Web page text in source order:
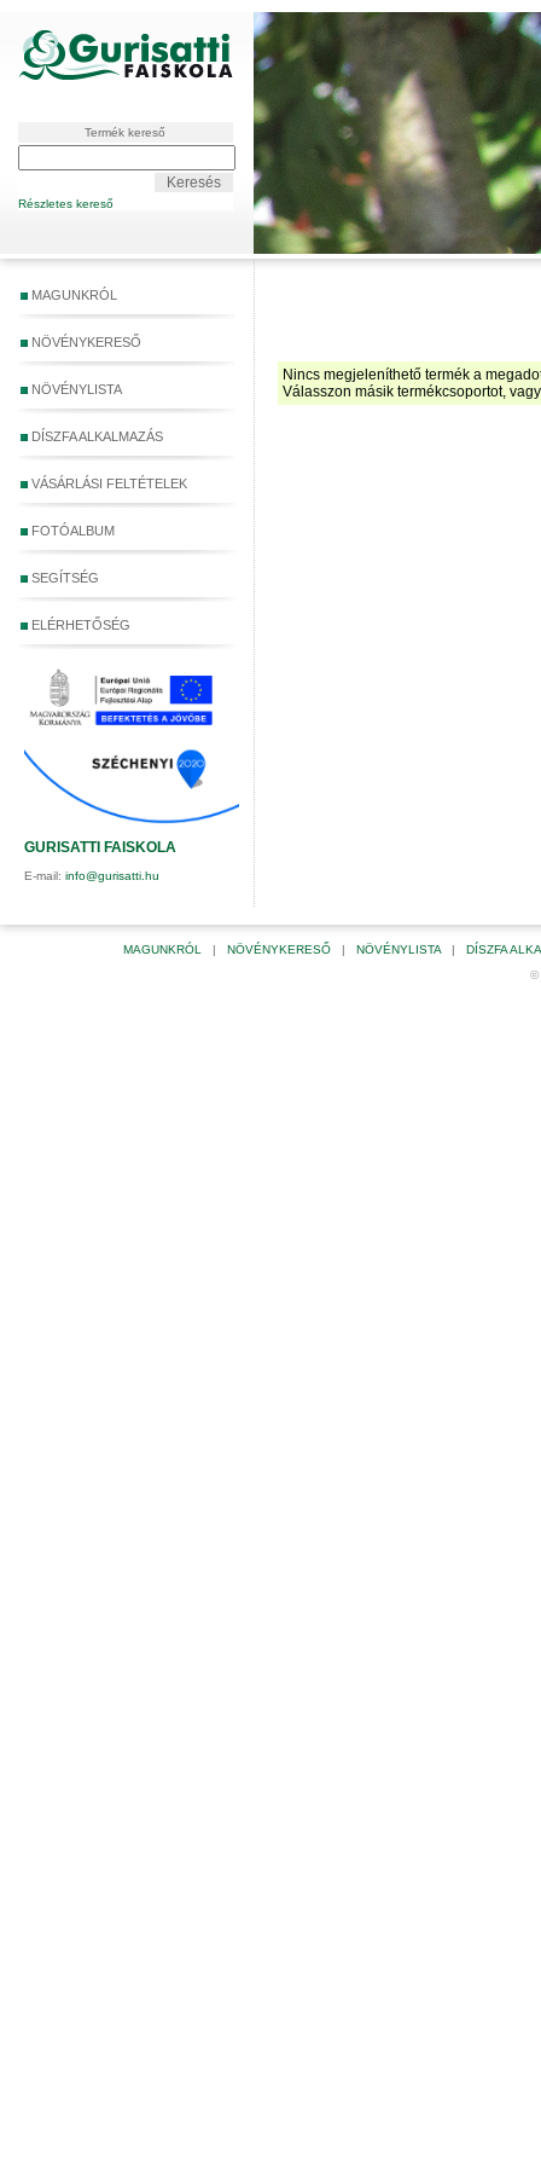
Termék kereső
Részletes kereső
MAGUNKRÓL
NÖVÉNYKERESŐ
NÖVÉNYLISTA
DÍSZFA ALKALMAZÁS
VÁSÁRLÁSI FELTÉTELEK
FOTÓALBUM
SEGÍTSÉG
ELÉRHETŐSÉG
GURISATTI FAISKOLA
E-mail: info@gurisatti.hu
Nincs megjeleníthető termék a
Válasszon másik termékcsoportot,
MAGUNKRÓL | NÖVÉNYKERESŐ | NÖVÉNYLISTA |
DÍSZFA
©